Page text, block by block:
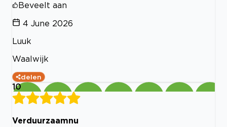
Beveelt aan
4 June 2026
Luuk
Waalwijk
delen
10
Verduurzaamnu